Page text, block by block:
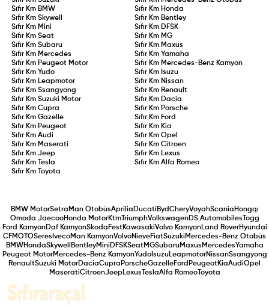
Sıfır Km BMW Sıfır Km Honda
Sıfır KmSkywell Sıfır Km Bentley
Sıfır Km Mini Sıfır Km DFSK
Sıfır KmSeat Sıfır Km MG
Sıfır KmSubaru Sıfır Km Maxus
Sıfır Km Mercedes Sıfır Km Yamaha
Sıfır Km Peugeot Motor Sıfır Km Mercedes-Benz Kamyon
Sıfır KmYudo Sıfır Km Isuzu
Sıfır Km Leapmotor Sıfır Km Nissan
Sıfır KmSsangyong Sıfır Km Renault
Sıfır KmSuzuki Motor Sıfır Km Dacia
Sıfır KmCupra Sıfır Km Porsche
Sıfır KmGazelle Sıfır Km Ford
Sıfır Km Peugeot Sıfır Km Kia
Sıfır KmAudi Sıfır Km Opel
Sıfır Km Maserati Sıfır Km Citroen
Sıfır KmJeep Sıfır Km Lexus
Sıfır Km
Tesla Sıfır Km Alfa Romeo
Sıfır Km
Toyota
BMW MotorSetra Man OtobüsAprilia Ducati BydCheryVoyahScania Hongqı
Omoda JaecooHonda MotorKtmTriumphVolkswagenDS Automobiles Togg
Ford KamyonDaf KamyonSkoda FestKawasakiVolvo KamyonLand RoverHyundai
CFMOTOSeres IvecoMan KamyonVolvoNieveFiatSuzuki Mercedes-Benz Otobüs
BMWHondaSkywell BentleyMini DFSKSeatMGSubaruMaxus MercedesYamaha
Peugeot MotorMercedes-Benz KamyonYudoIsuzuLeapmotorNissanSsangyong
RenaultSuzuki MotorDaciaCupra PorscheGazelleFord PeugeotKiaAudiOpel
MaseratiCitroenJeep Lexus TeslaAlfa RomeoToyota